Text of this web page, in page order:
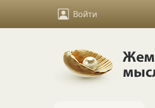
Войти